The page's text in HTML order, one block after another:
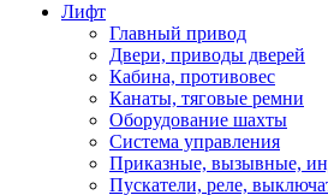
Лифт
Главный привод
Двери, приводы дверей
Кабина, противовес
Канаты, тяговые ремни
Оборудование шахты
Система управления
Приказные, вызывные,
Пускатели, реле,